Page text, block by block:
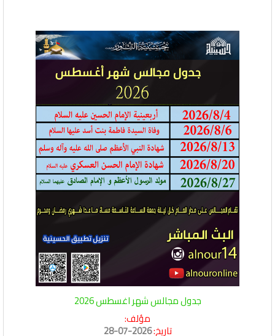
جدول مجالس شهر اغسطس 2026
مؤلف:
تاريخ:2026-07-28